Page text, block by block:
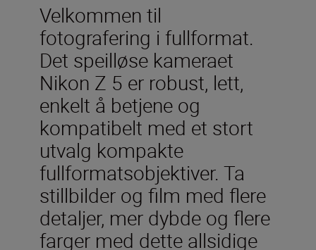
Velkommen til
fotografering i fullformat.
Det speilløse kameraet
Nikon Z 5 er robust, lett,
enkelt å betjene og
kompatibelt med et stort
utvalg kompakte
fullformatsobjektiver. Ta
stillbilder og film med flere
detaljer, mer dybde og flere
farger med dette allsidige